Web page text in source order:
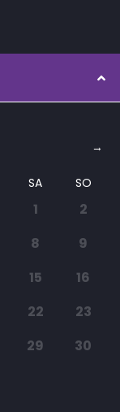
→
SA SO
1
2
8
9
15
16
22
23
29
30